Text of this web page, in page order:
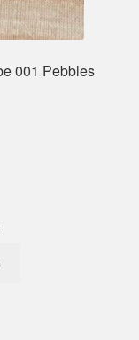
001 Pebbles